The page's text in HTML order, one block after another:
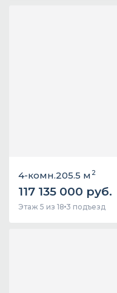
4-комн.205.5 м 2
117 135 000 руб.
Этаж 5 из 18 3 подъезд